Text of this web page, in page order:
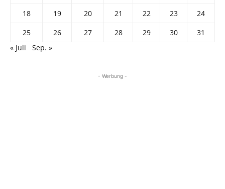
18
19 20 21 22 23
24
25
26 27 28 29 30
31
« Juli
Sep. »
- Werbung -